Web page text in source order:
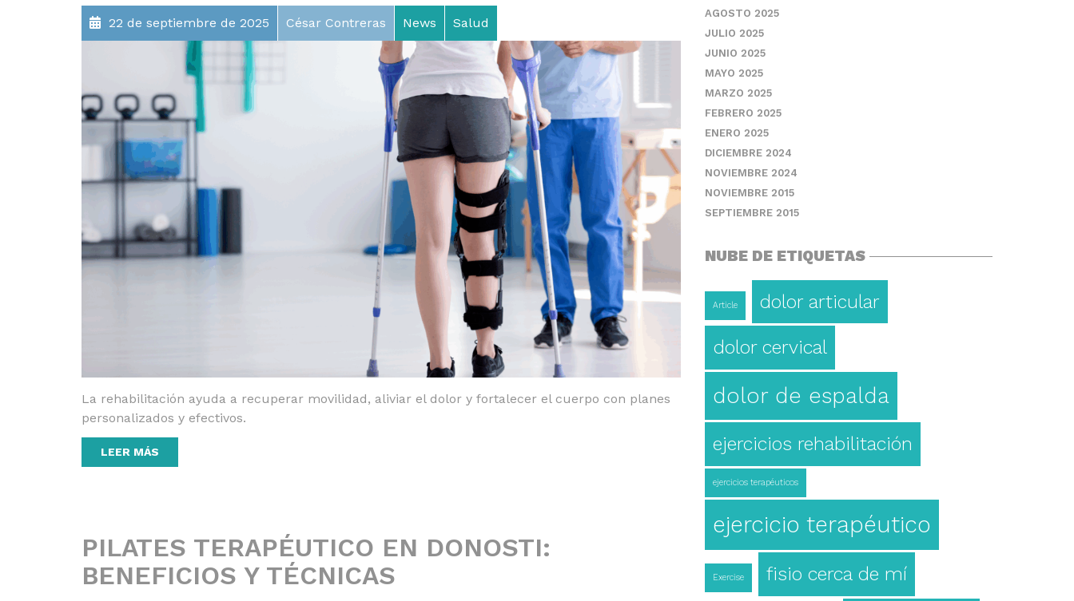
22 de septiembre de 2025 César Contreras News Salud
La rehabilitación ayuda a recuperar movilidad, aliviar el dolor y fortalecer el cuerpo con planes
personalizados y efectivos.
LEER MÁS
PILATES TERAPÉUTICO EN DONOSTI:
BENEFICIOS Y TÉCNICAS
AGOSTO 2025
JULIO 2025
JUNIO 2025
MAYO 2025
MARZO 2025
FEBRERO 2025
ENERO 2025
DICIEMBRE 2024
NOVIEMBRE 2024
NOVIEMBRE 2015
SEPTIEMBRE 2015
NUBE DE ETIQUETAS
Article dolor articular
dolor cervical
dolor de espalda
ejercicios rehabilitación
ejercicios terapéuticos
ejercicio terapéutico
Exercise fisio cerca de mí